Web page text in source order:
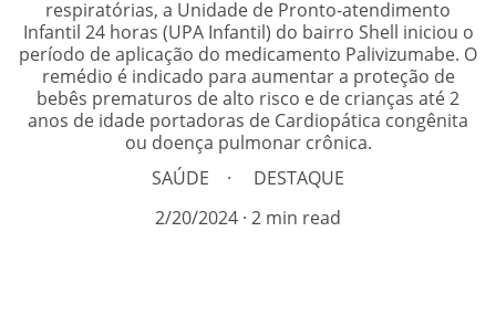
respiratórias, a Unidade de Pronto-atendimento
Infantil 24 horas (UPA Infantil) do bairro Shell iniciou o
período de aplicação do medicamento Palivizumabe. O
remédio é indicado para aumentar a proteção de
bebês prematuros de alto risco e de crianças até 2
anos de idade portadoras de Cardiopática congênita
ou doença pulmonar crônica.
SAÚDE
DESTAQUE
2/20/2024 2 min read